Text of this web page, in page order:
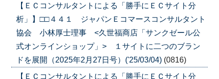
【ＥＣコンサルタントによる「勝手にＥＣサイト分
析」】□□４４１ ジャパンＥコマースコンサルタント
協会 小林厚士理事 <久世福商店「サンクゼール公
式オンラインショップ」> １サイトに二つのブラン
ドを展開（2025年2月27日号）('25/03/04) (0816)
【ＥＣコンサルタントによる「勝手にＥＣサイト分